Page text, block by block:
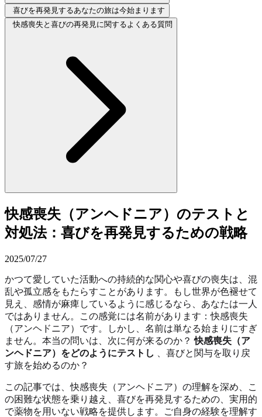
喜びを再発見するあなたの旅は今始まります
快感喪失と喜びの再発見に関するよくある質問
快感喪失（アンヘドニア）のテストと
対処法：喜びを再発見するための戦略
2025/07/27
かつて愛していた活動への持続的な関心や喜びの喪失は、混
乱や孤立感をもたらすことがあります。もし世界が色褪せて
見え、感情が麻痺しているように感じるなら、あなたは一人
ではありません。この感覚には名前があります：快感喪失
（アンヘドニア）です。しかし、名前は単なる始まりにすぎ
ません。本当の問いは、次に何が来るのか？快感喪失（ア
ンヘドニア）をどのようにテストし
、喜びと関与を取り戻
す旅を始めるのか？
この記事では、快感喪失（アンヘドニア）の理解を深め、こ
の困難な状態を乗り越え、喜びを再発見するための、実用的
で薬物を用いない戦略を提供します。ご自身の経験を理解す